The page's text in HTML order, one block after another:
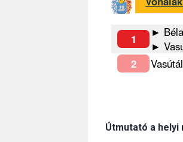
1
►
►
2
Útmutató a